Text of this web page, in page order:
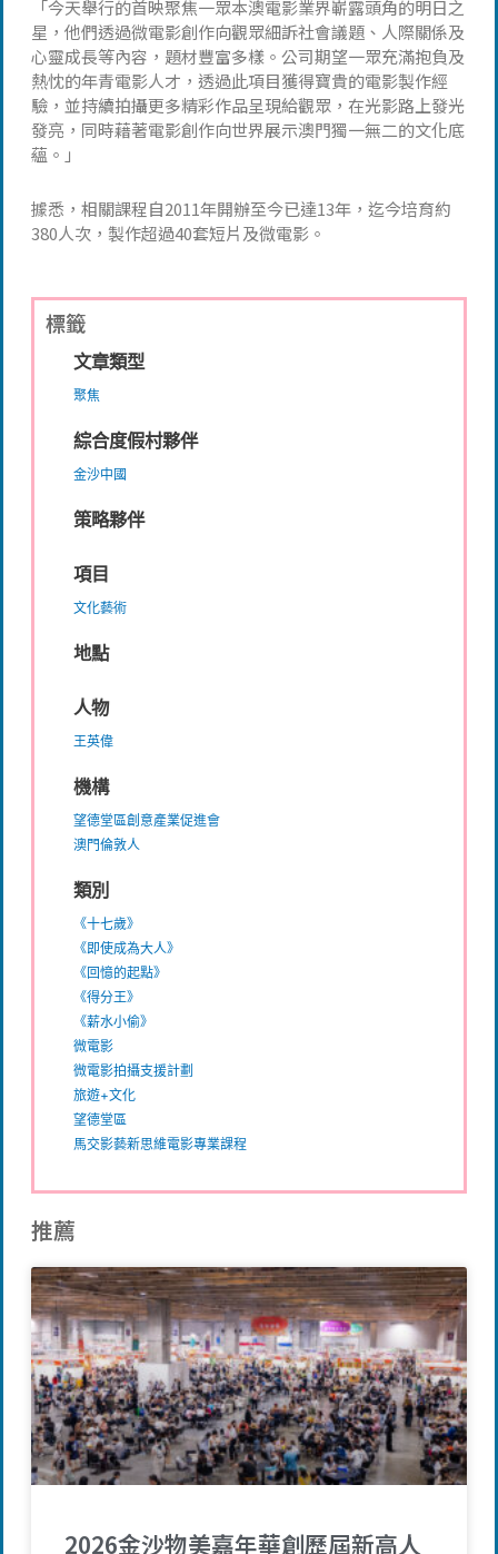
「今天舉行的首映聚焦一眾本澳電影業界嶄露頭角的明日之
星，他們透過微電影創作向觀眾細訴社會議題、人際關係及
心靈成長等內容，題材豐富多樣。公司期望一眾充滿抱負及
熱忱的年青電影人才，透過此項目獲得寶貴的電影製作經
驗，並持續拍攝更多精彩作品呈現給觀眾，在光影路上發光
發亮，同時藉著電影創作向世界展示澳門獨一無二的文化底
蘊。」
據悉，相關課程自2011年開辦至今已達13年，迄今培育約
380人次，製作超過40套短片及微電影。
標籤
文章類型
聚焦
綜合度假村夥伴
金沙中國
策略夥伴
項目
文化藝術
地點
人物
王英偉
機構
望德堂區創意產業促進會
澳門倫敦人
類別
《十七歲》
《即使成為大人》
《回憶的起點》
《得分王》
《薪水小偷》
微電影
微電影拍攝支援計劃
旅遊+文化
望德堂區
馬交影藝新思維電影專業課程
推薦
2026金沙物美嘉年華創歷屆新高人